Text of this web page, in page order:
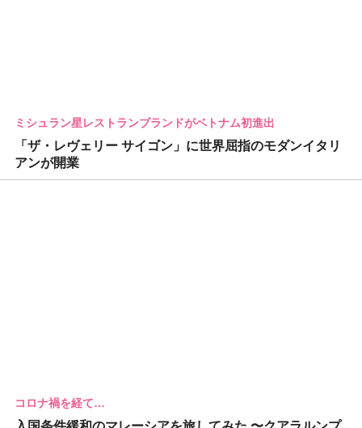
ミシュラン星レストランブランドがベトナム初進出
「ザ・レヴェリー サイゴン」に世界屈指のモダンイタリ
アンが開業
コロナ禍を経て…